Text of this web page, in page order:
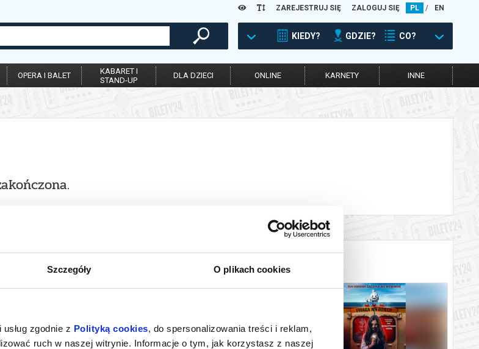
Szczegóły O plikach cookies
zgodnie z Polityką cookies, do spersonalizowania treści i reklam,
ruch w naszej witrynie. Informacje o tym, jak korzystasz z naszej
ZAREJESTRUJ SIĘ ZALOGUJ SIĘ PL / EN
KIEDY? GDZIE? CO?
OPERA I BALET
KABARET I
STAND-UP
DLA DZIECI ONLINE KARNETY INNE